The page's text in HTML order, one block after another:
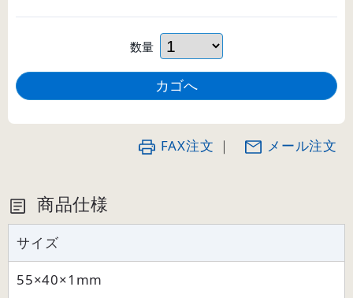
数量
FAX注文 ｜ メール注文
商品仕様
サイズ
55×40×1mm